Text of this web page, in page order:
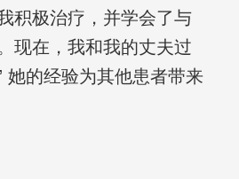
积极治疗，并学会了与
现在，我和我的丈夫过
她的经验为其他患者带来